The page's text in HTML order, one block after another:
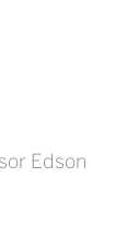
Edson